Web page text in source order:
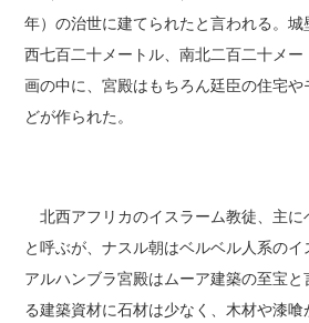
年）の治世に建てられたと言われる。
西七百二十メートル、南北二百二十メ
画の中に、宮殿はもちろん廷臣の住宅
どが作られた。
北西アフリカのイスラーム教徒、主に
と呼ぶが、ナスル朝はベルベル人系のイ
アルハンブラ宮殿はムーア建築の至宝
る建築資材に石材は少なく、木材や漆